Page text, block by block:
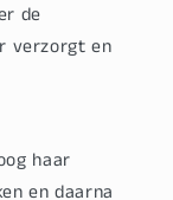
de
verzorgt en
haar
en daarna